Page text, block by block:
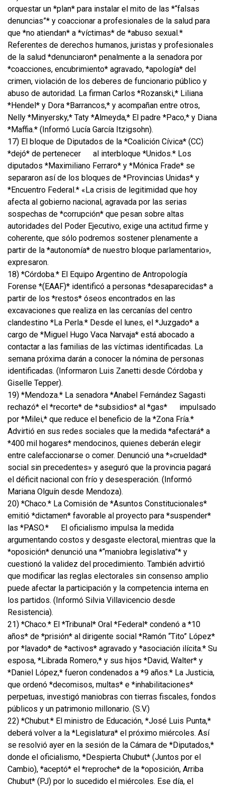
orquestar un *plan* para instalar el mito de las *“falsas
denuncias”* y coaccionar a profesionales de la salud para
que *no atiendan* a *víctimas* de *abuso sexual.*
Referentes de derechos humanos, juristas y profesionales
de la salud *denunciaron* penalmente a la senadora por
*coacciones, encubrimiento* agravado, *apología* del
crimen, violación de los deberes de funcionario público y
abuso de autoridad. La firman Carlos *Rozanski,* Liliana
*Hendel* y Dora *Barrancos,* y acompañan entre otros,
Nelly *Minyersky,* Taty *Almeyda,* El padre *Paco,* y Diana
*Maffia.* (Informó Lucía García Itzigsohn).
17) El bloque de Diputados de la *Coalición Cívica* (CC)
*dejó* de pertenecer
al interbloque *Unidos.* Los
diputados *Maximiliano Ferraro* y *Mónica Frade* se
separaron así de los bloques de *Provincias Unidas* y
*Encuentro Federal.* «La crisis de legitimidad que hoy
afecta al gobierno nacional, agravada por las serias
sospechas de *corrupción* que pesan sobre altas
autoridades del Poder Ejecutivo, exige una actitud firme y
coherente, que sólo podremos sostener plenamente a
partir de la *autonomía* de nuestro bloque parlamentario»,
expresaron.
18) *Córdoba.* El Equipo Argentino de Antropología
Forense *(EAAF)* identificó a personas *desaparecidas* a
partir de los *restos* óseos encontrados en las
excavaciones que realiza en las cercanías del centro
clandestino *La Perla.* Desde el lunes, el *Juzgado* a
cargo de *Miguel Hugo Vaca Narvaja* está abocado a
contactar a las familias de las víctimas identificadas. La
semana próxima darán a conocer la nómina de personas
identificadas. (Informaron Luis Zanetti desde Córdoba y
Giselle Tepper).
19) *Mendoza.* La senadora *Anabel Fernández Sagasti
rechazó* el *recorte* de *subsidios* al *gas*
impulsado
por *Milei,* que reduce el beneficio de la *Zona Fría.*
Advirtió en sus redes sociales que la medida *afectará* a
*400 mil hogares* mendocinos, quienes deberán elegir
entre calefaccionarse o comer. Denunció una *»crueldad*
social sin precedentes» y aseguró que la provincia pagará
el déficit nacional con frío y desesperación. (Informó
Mariana Olguín desde Mendoza).
20) *Chaco.* La Comisión de *Asuntos Constitucionales*
emitió *dictamen* favorable al proyecto para *suspender*
las *PASO.*
El oficialismo impulsa la medida
argumentando costos y desgaste electoral, mientras que la
*oposición* denunció una *“maniobra legislativa”* y
cuestionó la validez del procedimiento. También advirtió
que modificar las reglas electorales sin consenso amplio
puede afectar la participación y la competencia interna en
los partidos. (Informó Silvia Villavicencio desde
Resistencia).
21) *Chaco.* El *Tribunal* Oral *Federal* condenó a *10
años* de *prisión* al dirigente social *Ramón “Tito” López*
por *lavado* de *activos* agravado y *asociación ilícita.* Su
esposa, *Librada Romero,* y sus hijos *David, Walter* y
*Daniel López,* fueron condenados a *9 años.* La Justicia,
que ordenó *decomisos, multas* e *inhabilitaciones*
perpetuas, investigó maniobras con tierras fiscales, fondos
públicos y un patrimonio millonario. (S.V.)
22) *Chubut.* El ministro de Educación, *José Luis Punta,*
deberá volver a la *Legislatura* el próximo miércoles. Así
se resolvió ayer en la sesión de la Cámara de *Diputados,*
donde el oficialismo, *Despierta Chubut* (Juntos por el
Cambio), *aceptó* el *reproche* de la *oposición, Arriba
Chubut* (PJ) por lo sucedido el miércoles. Ese día, el